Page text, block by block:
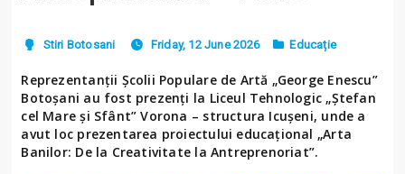
Stiri Botosani Friday, 12 June 2026 Educație
Reprezentanții Școlii Populare de Artă „George Enescu”
Botoșani au fost prezenți la Liceul Tehnologic „Ștefan
cel Mare și Sfânt” Vorona – structura Icușeni, unde a
avut loc prezentarea proiectului educațional „Arta
Banilor: De la Creativitate la Antreprenoriat”.